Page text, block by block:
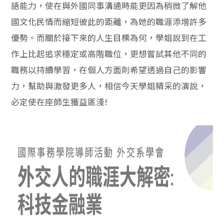
語能力，使在與外國同事溝通時能更因為稍微了解他
國文化民情而縮短彼此的距離，為她的職涯添增許多
優勢。而關於接下來的人生目標為何，學姐說到在工
作上比起追求穩定或高階職位，更想嘗試其他不同的
職務以持續學習，在個人方面則希望透過自己的影響
力，幫助與激發更多人，相信今天學姐精采的演說，
必定使在座師生獲益匪淺!